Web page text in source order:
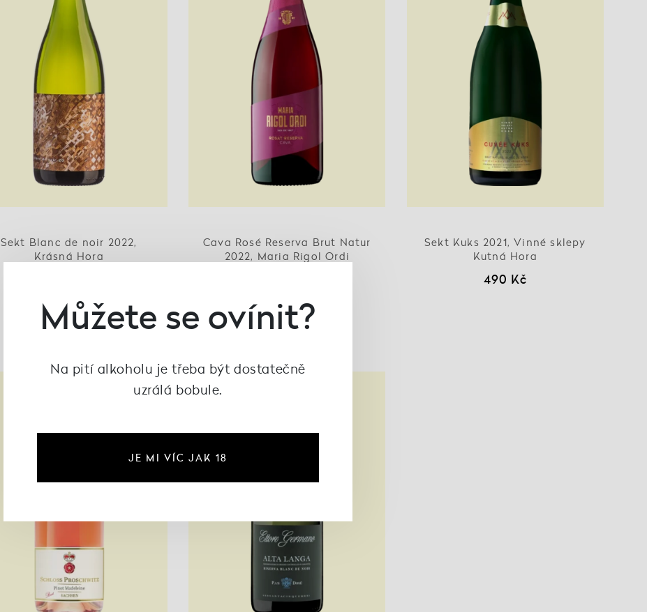
Sekt Blanc de noir 2022,
Krásná Hora
Cava Rosé Reserva Brut Natur
2022, Maria Rigol Ordi
Sekt Kuks 2021, Vinné sklepy
Kutná Hora
490 Kč
Můžete se ovínit?
Na pití alkoholu je třeba být dostatečně
uzrálá bobule.
JE MI VÍC JAK 18